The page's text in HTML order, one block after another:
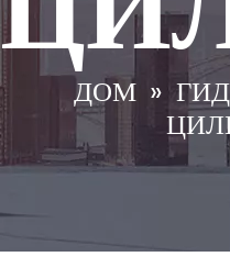
ДОМ »